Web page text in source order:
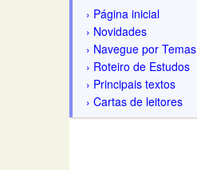
Página inicial
Novidades
Navegue por Temas
Roteiro de Estudos
Principais textos
Cartas de leitores